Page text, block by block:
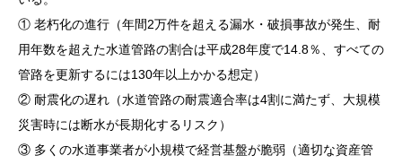
① 老朽化の進行（年間2万件を超える漏水・破損事故が発生、耐
用年数を超えた水道管路の割合は平成28年度で14.8％、すべての
管路を更新するには130年以上かかる想定）
② 耐震化の遅れ（水道管路の耐震適合率は4割に満たず、大規模
災害時には断水が長期化するリスク）
③ 多くの水道事業者が小規模で経営基盤が脆弱（適切な資産管